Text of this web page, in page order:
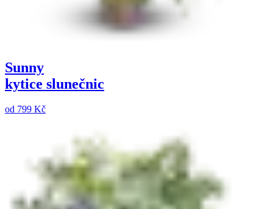
Sunny
kytice slunečnic
od 799 Kč